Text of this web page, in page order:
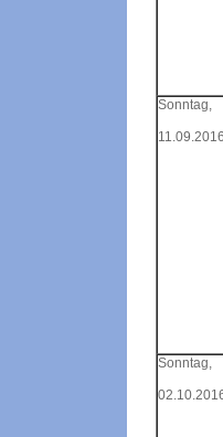
Sonntag,
11.09.2016
Sonntag,